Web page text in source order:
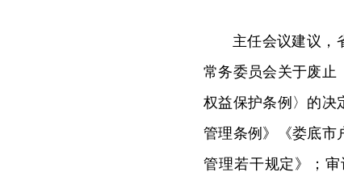
主任会议建议，
常务委员会关于废止
权益保护条例〉的决
管理条例》《娄底市
管理若干规定》；